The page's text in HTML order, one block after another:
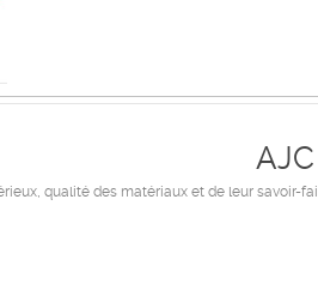
qualité des matériaux et de leur savoir-